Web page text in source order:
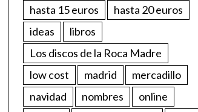
hasta 15 euros
hasta 20 euros
ideas
libros
Los discos de la Roca Madre
low cost
madrid
mercadillo
navidad
nombres
online